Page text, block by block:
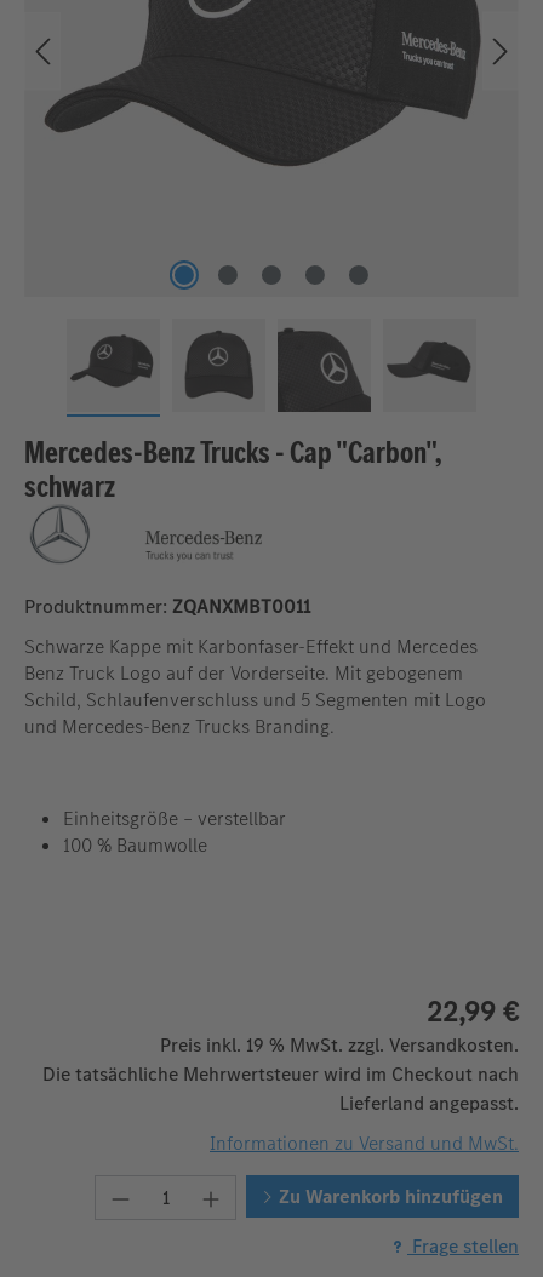
Mercedes-Benz Trucks - Cap "Carbon",
schwarz
Produktnummer: ZQANXMBT0011
Schwarze Kappe mit Karbonfaser-Effekt und Mercedes
Benz Truck Logo auf der Vorderseite. Mit gebogenem
Schild, Schlaufenverschluss und 5 Segmenten mit Logo
und Mercedes-Benz Trucks Branding.
Einheitsgröße – verstellbar
100 % Baumwolle
22,99 €
Preis inkl. 19 % MwSt. zzgl. Versandkosten.
Die tatsächliche Mehrwertsteuer wird im Checkout nach
Lieferland angepasst.
Informationen zu Versand und MwSt.
Produkt Anzahl: Gib denZu Warenkorb hinzufügen
Frage stellen